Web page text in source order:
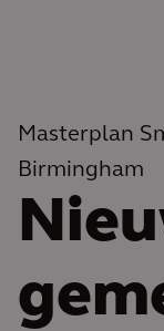
Masterplan
Birmingham